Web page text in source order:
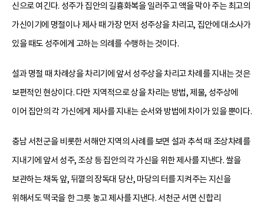
신으로 여긴다. 성주가 집안의 길흉화복을 일러주고 액을 막아 주는 최고의
가신이기에 명절이나 제사 때 가장 먼저 성주상을 차리고, 집안에 대소사가
있을 때도 성주에게 고하는 의례를 수행하는 것이다.
설과 명절 때 차례상을 차리기에 앞서 성주상을 차리고 차례를 지내는 것은
보편적인 현상이다. 다만 지역적으로 상을 차리는 방법, 제물, 성주상에
이어 집안의 각 가신에게 제사를 지내는 순서와 방법에 차이가 있을 뿐이다.
충남 서천군을 비롯한 서해안 지역의 사례를 보면 설과 추석 때 조상차례를
지내기에 앞서 성주, 조상 등 집안의 각 가신을 위한 제사를 지낸다. 쌀을
보관하는 채독 앞, 뒤꼍의 장독대 당산, 마당의 터를 지켜주는 지신을
위해서도 떡국을 한 그릇 놓고 제사를 지낸다. 서천군 서면 신합리